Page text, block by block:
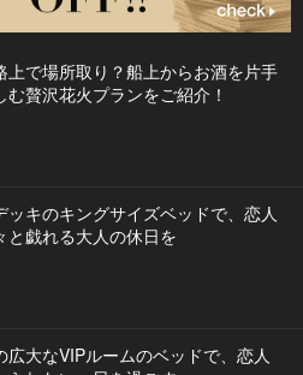
上で場所取り？船上からお酒を片手
む贅沢花火プランをご紹介！
ッキのキングサイズベッドで、恋人
と戯れる大人の休日を
広大なVIPルームのベッドで、恋人